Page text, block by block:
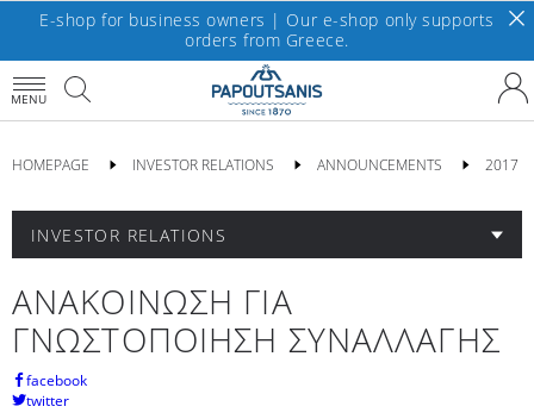
E-shop for business owners | Our e-shop only supports
orders from Greece.
MENU
HOMEPAGE INVESTOR RELATIONS ANNOUNCEMENTS 2017
INVESTOR RELATIONS
ΑΝΑΚΟΙΝΩΣΗ ΓΙΑ
ΓΝΩΣΤΟΠΟΙΗΣΗ ΣΥΝΑΛΛΑΓΗΣ
facebook
twitter